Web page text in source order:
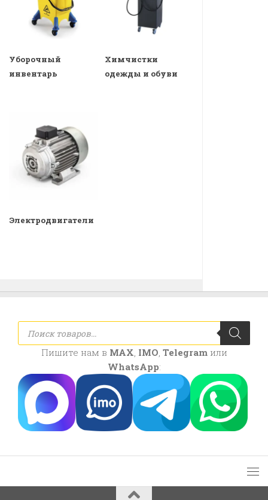
Уборочный
инвентарь
Химчистки
одежды и обуви
Электродвигатели
Поиск
товаров
Пишите нам в MAX, IMO, Telegramили
WhatsApp: